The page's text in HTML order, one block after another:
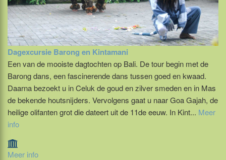
Dagexcursie Barong en Kintamani
Een van de mooiste dagtochten op Bali. De tour begin met de
Barong dans, een fascinerende dans tussen goed en kwaad.
Daarna bezoekt u in Celuk de goud en zilver smeden en in Mas
de bekende houtsnijders. Vervolgens gaat u naar Goa Gajah, de
heilige olifanten grot die dateert uit de 11de eeuw. In Kint... Meer
info
Meer info